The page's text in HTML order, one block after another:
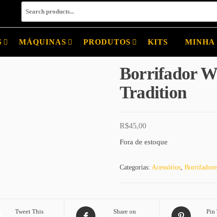
MÁQUINAS PRODUTOS KITS MINHA
Borrifador
Tradition
R$45,00
Fora de estoque
Categorias: Acessórios,
Tweet This
Share on
Pin